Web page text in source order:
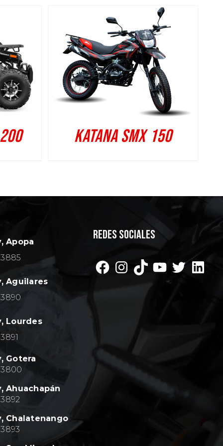
KATANA SMX 150
Apopa
Aguilares
Lourdes
Gotera
Ahuachapán
Chalatenango
REDES SOCIALES
Facebook
Instagram
TikTok